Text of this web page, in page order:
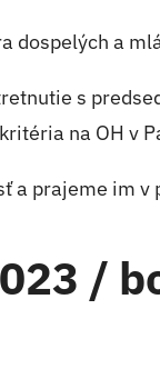
dospelých a
s
na OH v
a prajeme im
/